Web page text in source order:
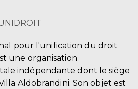
pour l'unification du droit
une organisation
indépendante dont le siège
Aldobrandini. Son objet est